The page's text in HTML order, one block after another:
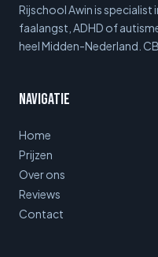
Rijschool Awin is specialist
faalangst, ADHD of
heel Midden-Nederland.
Navigatie
Home
Prijzen
Over ons
Reviews
Contact